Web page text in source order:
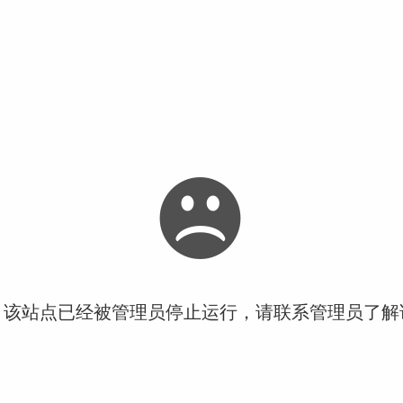
站点已经被管理员停止运行，请联系管理员了